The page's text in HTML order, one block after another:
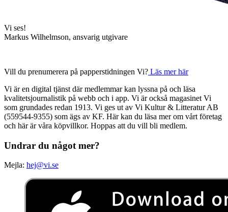
Vi ses!
Markus Wilhelmson, ansvarig utgivare
Vill du prenumerera på papperstidningen Vi? Läs mer här
Vi är en digital tjänst där medlemmar kan lyssna på och läsa
kvalitetsjournalistik på webb och i app. Vi är också magasinet Vi
som grundades redan 1913. Vi ges ut av Vi Kultur & Litteratur AB
(559544-9355) som ägs av KF. Här kan du läsa mer om vårt företag
och här är våra köpvillkor. Hoppas att du vill bli medlem.
Undrar du något mer?
Mejla: hej@vi.se